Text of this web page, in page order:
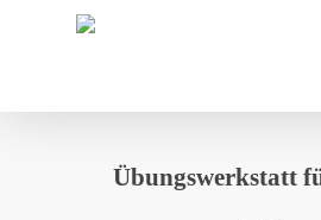
Übungswerkstatt